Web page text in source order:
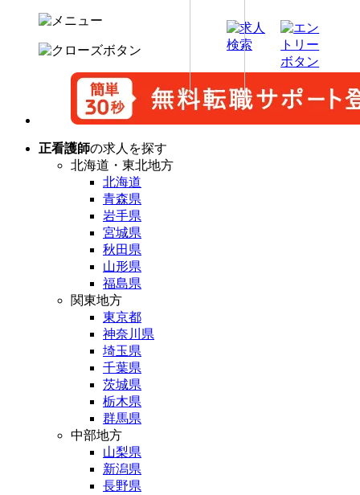
正看護師の求人を探す
北海道・東北地方
北海道
青森県
岩手県
宮城県
秋田県
山形県
福島県
関東地方
東京都
神奈川県
埼玉県
千葉県
茨城県
栃木県
群馬県
中部地方
山梨県
新潟県
長野県